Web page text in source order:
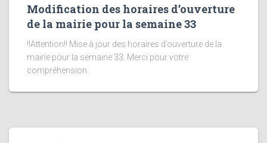
Modification des horaires d’ouverture
de la mairie pour la semaine 33
!!Attention!! Mise à jour des horaires d’ouverture de la
mairie pour la semaine 33. Merci pour votre
compréhension.